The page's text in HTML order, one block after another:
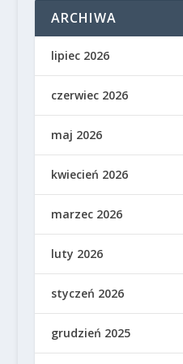
ARCHIWA
lipiec 2026
czerwiec 2026
maj 2026
kwiecień 2026
marzec 2026
luty 2026
styczeń 2026
grudzień 2025